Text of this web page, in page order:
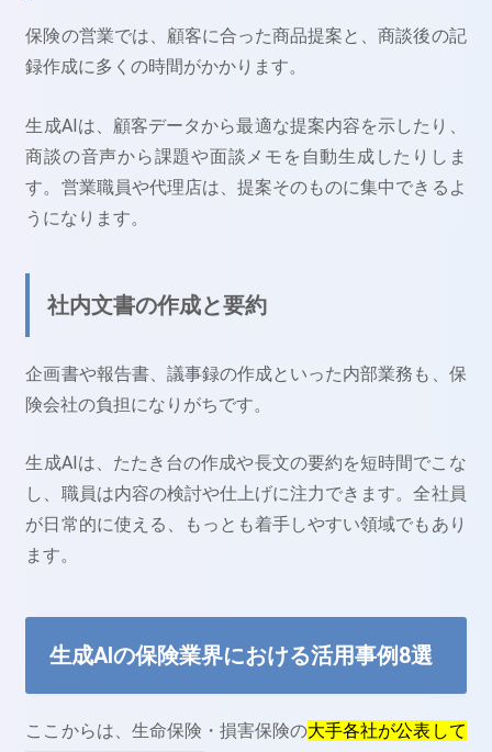
保険の営業では、顧客に合った商品提案と、商談後の記
録作成に多くの時間がかかります。
生成AIは、顧客データから最適な提案内容を示したり、
商談の音声から課題や面談メモを自動生成したりしま
す。営業職員や代理店は、提案そのものに集中できるよ
うになります。
社内文書の作成と要約
企画書や報告書、議事録の作成といった内部業務も、保
険会社の負担になりがちです。
生成AIは、たたき台の作成や長文の要約を短時間でこな
し、職員は内容の検討や仕上げに注力できます。全社員
が日常的に使える、もっとも着手しやすい領域でもあり
ます。
生成AIの保険業界における活用事例8選
ここからは、生命保険・損害保険の大手各社が公表して